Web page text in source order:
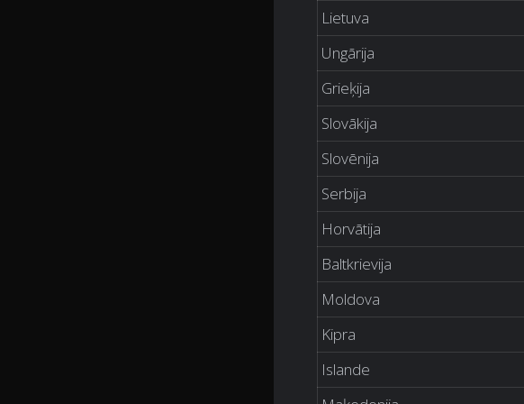
Lietuva
Ungārija
Grieķija
Slovākija
Slovēnija
Serbija
Horvātija
Baltkrievija
Moldova
Kipra
Islande